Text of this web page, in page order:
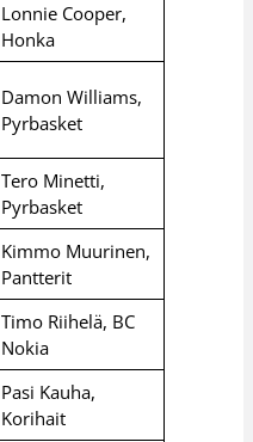
Lonnie Cooper,
Honka
Damon Williams,
Pyrbasket
Tero Minetti,
Pyrbasket
Kimmo Muurinen,
Pantterit
Timo Riihelä, BC
Nokia
Pasi Kauha,
Korihait